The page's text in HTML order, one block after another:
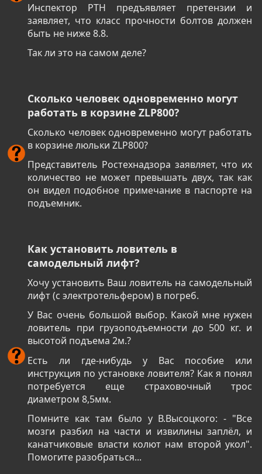
Инспектор РТН предъявляет претензии и
заявляет, что класс прочности болтов должен
быть не ниже 8.8.
Так ли это на самом деле?
Сколько человек одновременно могут
работать в корзине ZLP800?
Сколько человек одновременно могут работать
в корзине люльки ZLP800?
Представитель Ростехнадзора заявляет, что их
количество не может превышать двух, так как
он видел подобное примечание в паспорте на
подъемник.
Как установить ловитель в
самодельный лифт?
Хочу установить Ваш ловитель на самодельный
лифт (с электротельфером) в погреб.
У Вас очень большой выбор. Какой мне нужен
ловитель при грузоподъемности до 500 кг. и
высотой подъема 2м.?
Есть ли где-нибудь у Вас пособие или
инструкция по установке ловителя? Как я понял
потребуется еще страховочный трос
диаметром 8,5мм.
Помните как там было у В.Высоцкого: - "Все
мозги разбил на части и извилины заплёл, и
канатчиковые власти колют нам второй укол".
Помогите разобраться...